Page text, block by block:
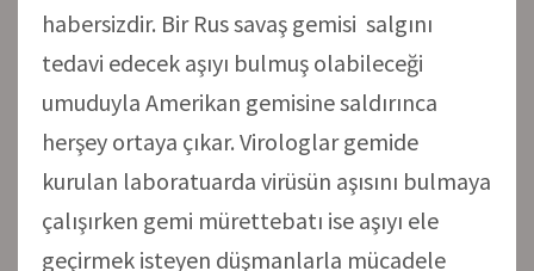
habersizdir. Bir Rus savaş gemisi salgını
tedavi edecek aşıyı bulmuş olabileceği
umuduyla Amerikan gemisine saldırınca
herşey ortaya çıkar. Virologlar gemide
kurulan laboratuarda virüsün aşısını bulmaya
çalışırken gemi mürettebatı ise aşıyı ele
geçirmek isteyen düşmanlarla mücadele